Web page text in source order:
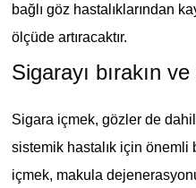
bağlı göz hastalıklarından
ölçüde artıracaktır.
Sigarayı bırakın
Sigara içmek, gözler de
sistemik hastalık için önemli
içmek, makula